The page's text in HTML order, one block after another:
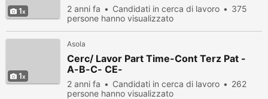
1 2 anni fa Candidati in cerca di lavoro
375
persone hanno visualizzato
1
Asola
Cerc/ Lavor Part Time-Cont Terz Pat -
A-B-C- CE-
2 anni fa Candidati in cerca di lavoro
262
persone hanno visualizzato